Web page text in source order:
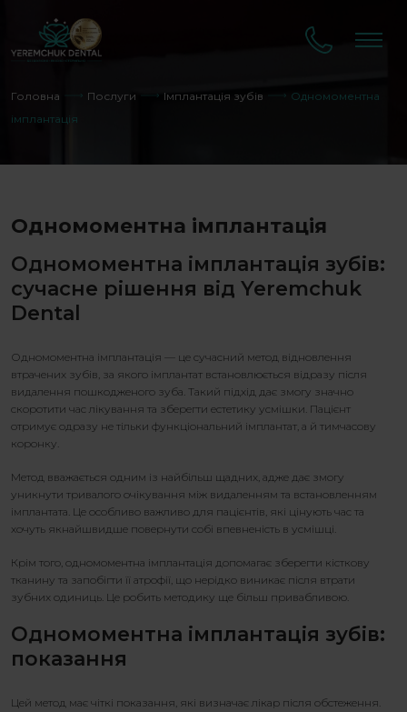
Головна Послуги Імплантація зубів
Одномоментна
імплантація
Одномоментна імплантація
Одномоментна імплантація зубів:
сучасне рішення від Yeremchuk
Dental
Одномоментна імплантація — це сучасний метод відновлення
втрачених зубів, за якого імплантат встановлюється відразу після
видалення пошкодженого зуба. Такий підхід дає змогу значно
скоротити час лікування та зберегти естетику усмішки. Пацієнт
отримує одразу не тільки функціональний імплантат, а й тимчасову
коронку.
Метод вважається одним із найбільш щадних, адже дає змогу
уникнути тривалого очікування між видаленням та встановленням
імплантата. Це особливо важливо для пацієнтів, які цінують час та
хочуть якнайшвидше повернути собі впевненість в усмішці.
Крім того, одномоментна імплантація допомагає зберегти кісткову
тканину та запобігти її атрофії, що нерідко виникає після втрати
зубних одиниць. Це робить методику ще більш привабливою.
Одномоментна імплантація зубів:
показання
Цей метод має чіткі показання, які визначає лікар після обстеження.